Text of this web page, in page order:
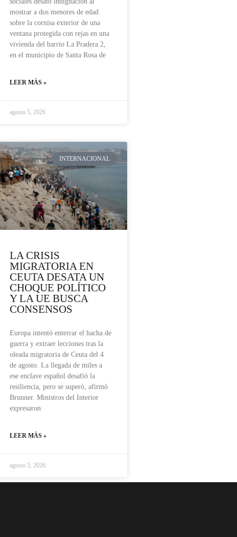
mostrar a dos menores de edad
sobre la cornisa exterior de una
ventana protegida con rejas en una
vivienda del barrio La Pradera 2,
en el municipio de Santa Rosa de
LEER MÁS »
agosto 5, 2026
INTERNACIONAL
LA CRISIS
MIGRATORIA EN
CEUTA DESATA UN
CHOQUE POLÍTICO
Y LA UE BUSCA
CONSENSOS
Europa intentó enterrar el hacha de
guerra y extraer lecciones tras la
oleada migratoria de Ceuta del 4
de agosto. La llegada de miles a
ese enclave español desafió la
resiliencia, pero se superó, afirmó
Brunner. Ministros del Interior
expresaron
LEER MÁS »
agosto 5, 2026